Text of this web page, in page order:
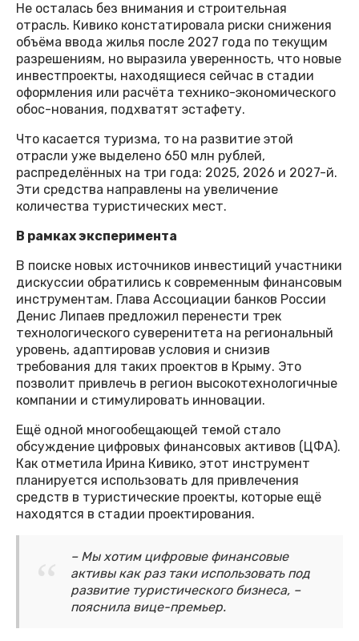
Не осталась без внимания и строительная
отрасль. Кивико констатировала риски снижения
объёма ввода жилья после 2027 года по текущим
разрешениям, но выразила уверенность, что новые
инвестпроекты, находящиеся сейчас в стадии
оформления или расчёта технико-экономического
обос-нования, подхватят эстафету.
Что касается туризма, то на развитие этой
отрасли уже выделено 650 млн рублей,
распределённых на три года: 2025, 2026 и 2027-й.
Эти средства направлены на увеличение
количества туристических мест.
В рамках эксперимента
В поиске новых источников инвестиций участники
дискуссии обратились к современным финансовым
инструментам. Глава Ассоциации банков России
Денис Липаев предложил перенести трек
технологического суверенитета на региональный
уровень, адаптировав условия и снизив
требования для таких проектов в Крыму. Это
позволит привлечь в регион высокотехнологичные
компании и стимулировать инновации.
Ещё одной многообещающей темой стало
обсуждение цифровых финансовых активов (ЦФА).
Как отметила Ирина Кивико, этот инструмент
планируется использовать для привлечения
средств в туристические проекты, которые ещё
находятся в стадии проектирования.
– Мы хотим цифровые финансовые
активы как раз таки использовать под
развитие туристического бизнеса, –
пояснила вице-премьер.